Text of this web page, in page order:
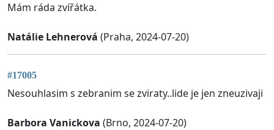
Mám ráda zvířátka.
Natálie Lehnerová (Praha, 2024-07-20)
#17005
Nesouhlasim s zebranim se zviraty..lide je jen zneuzivaji
Barbora Vanickova (Brno, 2024-07-20)